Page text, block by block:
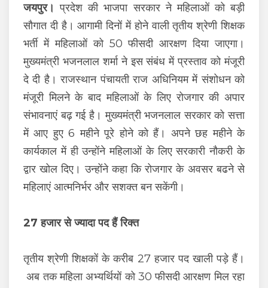
जयपुर। प्रदेश की भाजपा सरकार ने महिलाओं को बड़ी
सौगात दी है। आगामी दिनों में होने वाली तृतीय श्रेणी शिक्षक
भर्ती में महिलाओं को 50 फीसदी आरक्षण दिया जाएगा।
मुख्यमंत्री भजनलाल शर्मा ने इस संबंध में प्रस्ताव को मंजूरी
दे दी है। राजस्थान पंचायती राज अधिनियम में संशोधन को
मंजूरी मिलने के बाद महिलाओं के लिए रोजगार की अपार
संभावनाएं बढ़ गई है। मुख्यमंत्री भजनलाल सरकार को सत्ता
में आए हुए 6 महीने पूरे होने को हैं। अपने छह महीने के
कार्यकाल में ही उन्होंने महिलाओं के लिए सरकारी नौकरी के
द्वार खोल दिए। उन्होंने कहा कि रोजगार के अवसर बढने से
महिलाएं आत्मनिर्भर और सशक्त बन सकेंगी।
27 हजार से ज्यादा पद हैं रिक्त
तृतीय श्रेणी शिक्षकों के करीब 27 हजार पद खाली पड़े हैं।
अब तक महिला अभ्यर्थियों को 30 फीसदी आरक्षण मिल रहा